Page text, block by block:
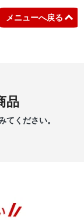
メニューへ戻る
品
てください。